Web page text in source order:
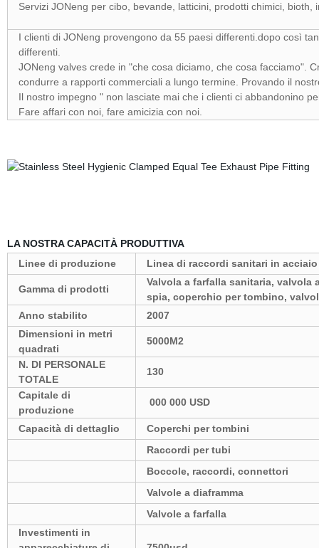
Servizi JONeng per cibo, bevande, latticini, prodotti chimici, bioth,
I clienti di JONeng provengono da 55 paesi differenti.dopo così
differenti.
JONeng valves crede in "che cosa diciamo, che cosa facciamo".
condurre a rapporti commerciali a lungo termine. Provando il
Il nostro impegno " non lasciate mai che i clienti ci abbandonino
Fare affari con noi, fare amicizia con noi.
LA NOSTRA CAPACITÀ PRODUTTIVA
Linee di produzione
Linea di raccordi sanitari in
Gamma di prodotti
Valvola a farfalla sanitaria, valvola
spia, coperchio per tombino,
Anno stabilito
2007
Dimensioni in metri
quadrati
5000M2
N. DI PERSONALE
TOTALE
130
Capitale di
produzione
000000 USD
Capacità di dettaglio
Coperchi per tombini
Raccordi per tubi
Boccole, raccordi, connettori
Valvole a diaframma
Valvole a farfalla
Investimenti in